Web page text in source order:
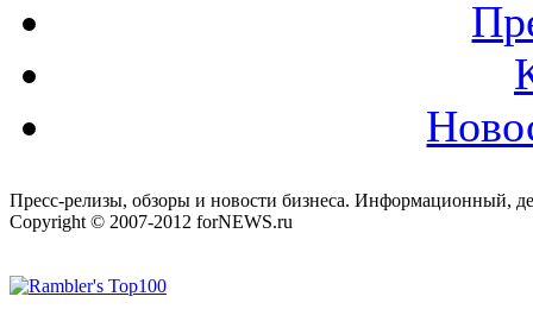
Пресс-релизы, обзоры и новости бизнеса. Информационный,
Copyright © 2007-2012 forNEWS.ru